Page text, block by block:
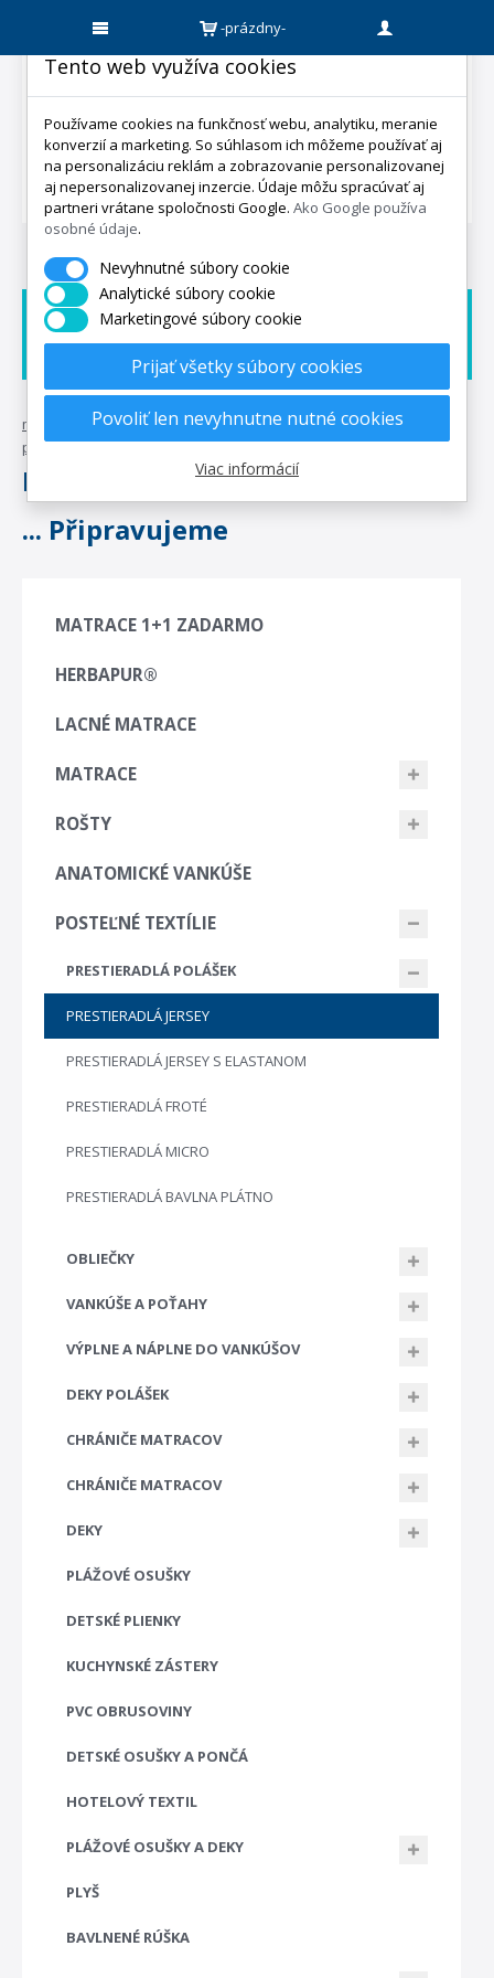
-prázdny-
Doprava zadarmo
Dárek zadarmo
Expedicia do 5 dní
mpo-matrace.sk • posteľné textílie•prestieradlá
polášek•prestieradlá jersey
Prestieradlá Jersey
... Připravujeme
MATRACE 1+1 ZADARMO
HERBAPUR®
LACNÉ MATRACE
MATRACE
ROŠTY
ANATOMICKÉ VANKÚŠE
POSTEĽNÉ TEXTÍLIE
PRESTIERADLÁ POLÁŠEK
PRESTIERADLÁ JERSEY
PRESTIERADLÁ JERSEY S ELASTANOM
PRESTIERADLÁ FROTÉ
PRESTIERADLÁ MICRO
PRESTIERADLÁ BAVLNA PLÁTNO
OBLIEČKY
VANKÚŠE A POŤAHY
VÝPLNE A NÁPLNE DO VANKÚŠOV
DEKY POLÁŠEK
CHRÁNIČE MATRACOV
CHRÁNIČE MATRACOV
DEKY
PLÁŽOVÉ OSUŠKY
DETSKÉ PLIENKY
KUCHYNSKÉ ZÁSTERY
PVC OBRUSOVINY
DETSKÉ OSUŠKY A PONČÁ
HOTELOVÝ TEXTIL
PLÁŽOVÉ OSUŠKY A DEKY
PLYŠ
BAVLNENÉ RÚŠKA
Tento web využíva cookies
Používame cookies na funkčnosť webu, analytiku, meranie
konverzií a marketing. So súhlasom ich môžeme používať aj
na personalizáciu reklám a zobrazovanie personalizovanej
aj nepersonalizovanej inzercie. Údaje môžu spracúvať aj
partneri vrátane spoločnosti Google. Ako Google používa
osobné údaje.
Nevyhnutné súbory cookie
Analytické súbory cookie
Marketingové súbory cookie
Prijať všetky súbory cookies
Povoliť len nevyhnutne nutné cookies
Viac informácií